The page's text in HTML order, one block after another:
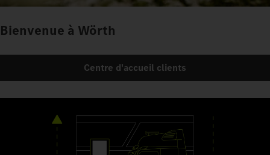
Bienvenue à Wörth
Centre d'accueil clients